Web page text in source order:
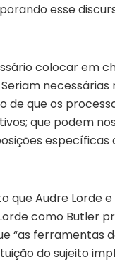
esse
colocar em
de que os
que podem
específicas
que Audre Lorde
como Butler
“as ferramentas
do sujeito